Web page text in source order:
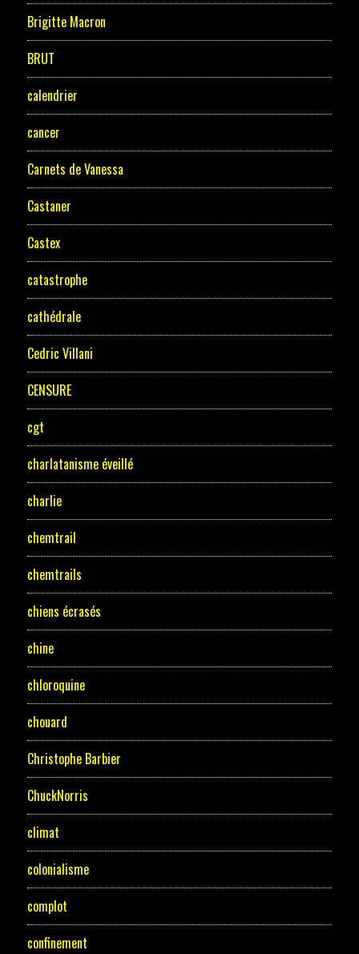
Brigitte Macron
BRUT
calendrier
cancer
Carnets de Vanessa
Castaner
Castex
catastrophe
cathédrale
Cedric Villani
CENSURE
cgt
charlatanisme éveillé
charlie
chemtrail
chemtrails
chiens écrasés
chine
chloroquine
chouard
Christophe Barbier
ChuckNorris
climat
colonialisme
complot
confinement